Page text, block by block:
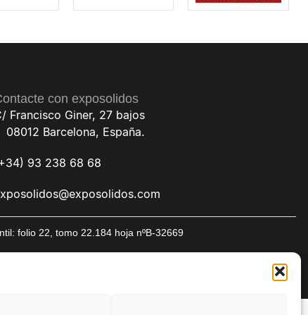
con exposolidos
Francisco Giner, 27 bajos
08012 Barcelona, España.
93 238 68 68
folio 22, tomo 22.184 hoja nºB-32669